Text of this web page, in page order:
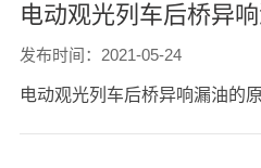
电动观光列车后桥异
发布时间：2021-05-24
电动观光列车后桥异响漏油的